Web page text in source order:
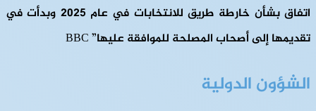
اتفاق بشأن خارطة طريق للانتخابات في عام 2025 وبدأت في
تقديمها إلى أصحاب المصلحة للموافقة عليها” BBC
الشؤون الدولية